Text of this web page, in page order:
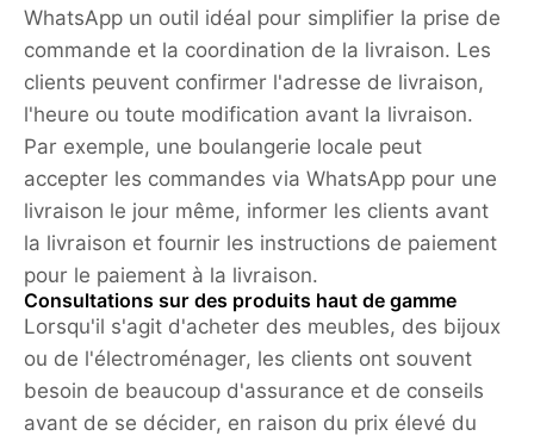
WhatsApp un outil idéal pour simplifier la prise de
commande et la coordination de la livraison. Les
clients peuvent confirmer l'adresse de livraison,
l'heure ou toute modification avant la livraison.
Par exemple, une boulangerie locale peut
accepter les commandes via WhatsApp pour une
livraison le jour même, informer les clients avant
la livraison et fournir les instructions de paiement
pour le paiement à la livraison.
Consultations sur des produits haut de gamme
Lorsqu'il s'agit d'acheter des meubles, des bijoux
ou de l'électroménager, les clients ont souvent
besoin de beaucoup d'assurance et de conseils
avant de se décider, en raison du prix élevé du